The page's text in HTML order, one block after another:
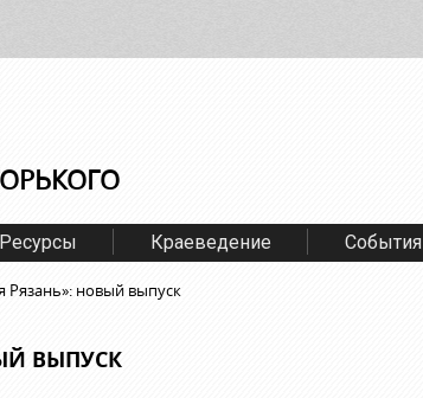
Ресурсы Краеведение События
Рязань»: новый выпуск
ВЫПУСК